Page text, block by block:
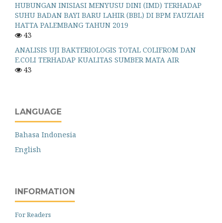
HUBUNGAN INISIASI MENYUSU DINI (IMD) TERHADAP
SUHU BADAN BAYI BARU LAHIR (BBL) DI BPM FAUZIAH
HATTA PALEMBANG TAHUN 2019
43
ANALISIS UJI BAKTERIOLOGIS TOTAL COLIFROM DAN
E.COLI TERHADAP KUALITAS SUMBER MATA AIR
43
LANGUAGE
Bahasa Indonesia
English
INFORMATION
For Readers